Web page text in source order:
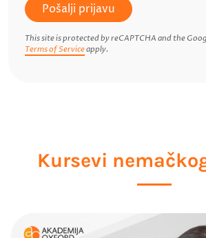
Pošalji prijavu
This site is protected by reCAPTCHA and the
Terms of Serviceapply.
Kursevi